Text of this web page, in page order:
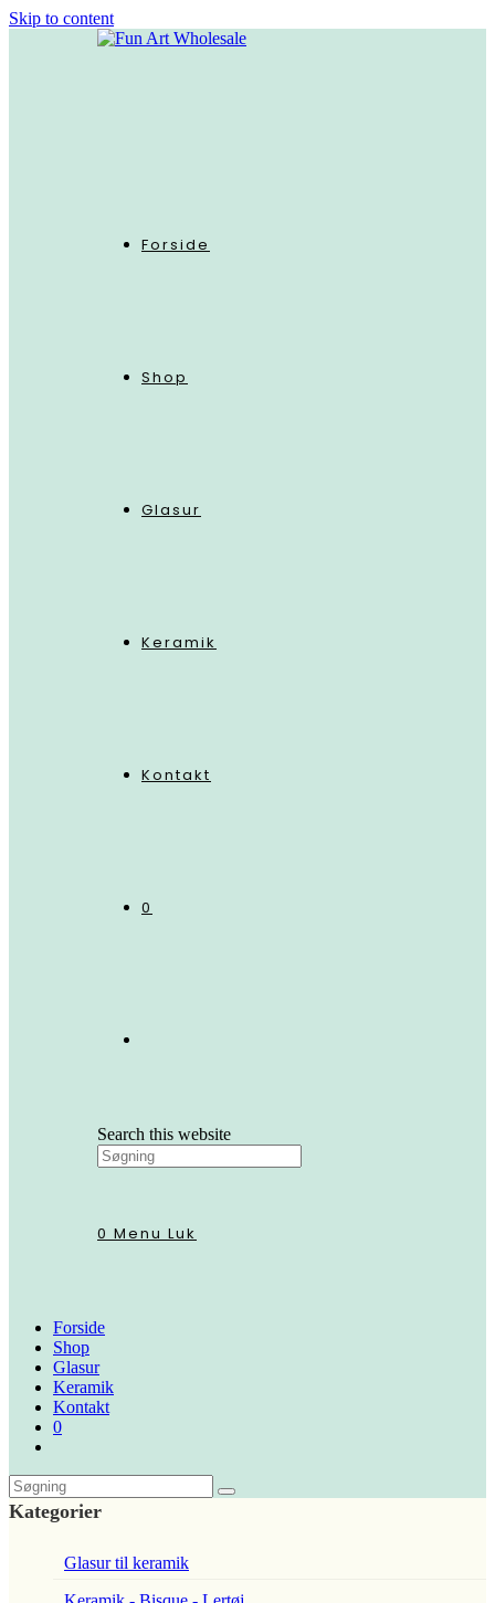
Skip to content
Forside
Shop
Glasur
Keramik
Kontakt
0
Search this website
0 Menu Luk
Forside
Shop
Glasur
Keramik
Kontakt
0
Kategorier
Glasur til keramik